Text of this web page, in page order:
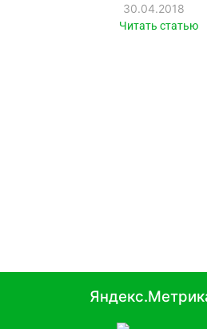
30.04.2018
Читать статью